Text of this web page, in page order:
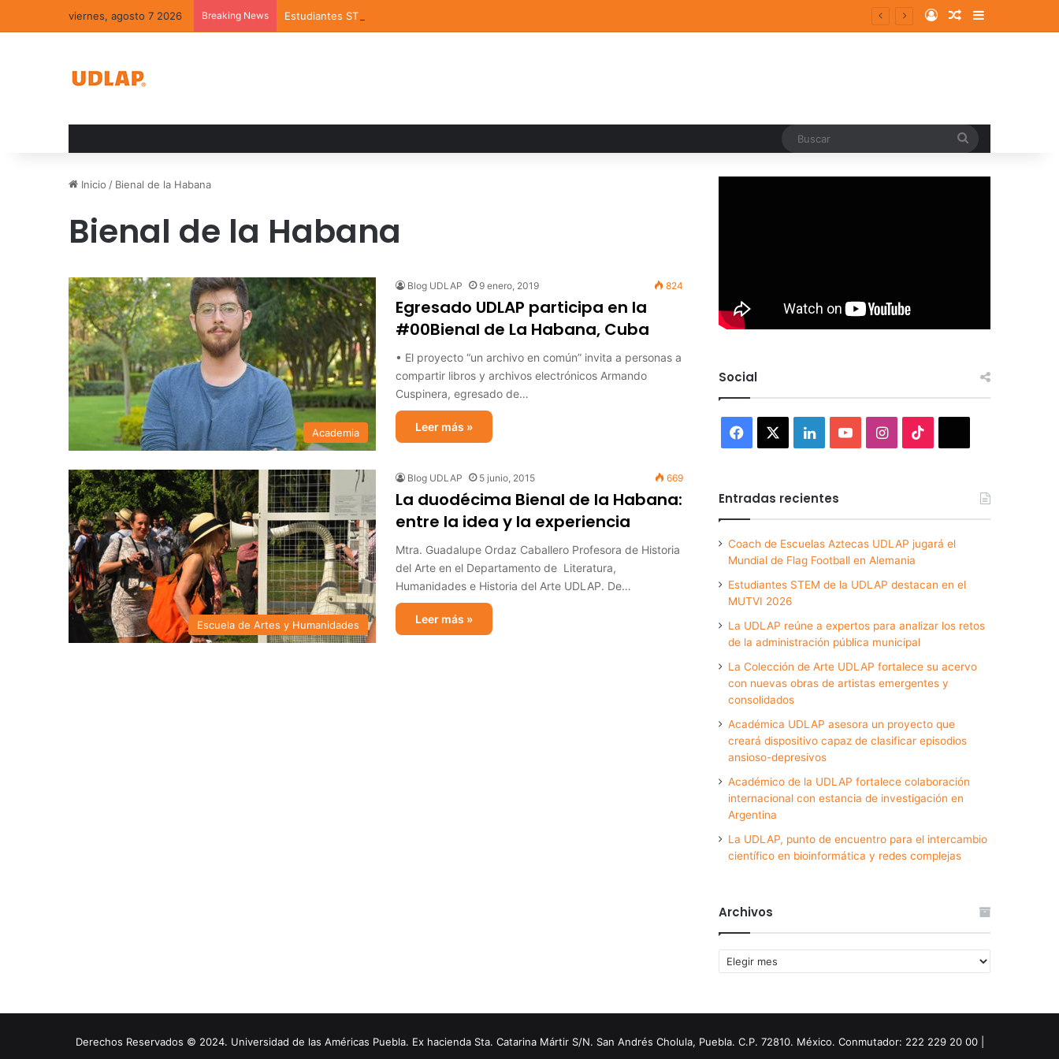
viernes, agosto 7 2026 Breaking News Estudiantes STEM de la UDLAP destacan en el MUTVI 2026 Log InRandom Article
Sidebar
Inicio / Bienal de la Habana
Bienal de la Habana
Academia
Blog UDLAP 9 enero, 2019 824
Egresado UDLAP participa en la
#00Bienal de La Habana, Cuba
• El proyecto “un archivo en común” invita a personas a
compartir libros y archivos electrónicos Armando
Cuspinera, egresado de…
Leer más »
Escuela de Artes y Humanidades
Blog UDLAP 5 junio, 2015 669
La duodécima Bienal de la Habana:
entre la idea y la experiencia
Mtra. Guadalupe Ordaz Caballero Profesora de Historia
del Arte en el Departamento de Literatura,
Humanidades e Historia del Arte UDLAP. De…
Leer más »
Social
Facebook LinkedInYouTubeInstagram
Entradas recientes
Coach de Escuelas Aztecas UDLAP jugará el
Mundial de Flag Football en Alemania
Estudiantes STEM de la UDLAP destacan en el
MUTVI 2026
La UDLAP reúne a expertos para analizar los retos
de la administración pública municipal
La Colección de Arte UDLAP fortalece su acervo
con nuevas obras de artistas emergentes y
consolidados
Académica UDLAP asesora un proyecto que
creará dispositivo capaz de clasificar episodios
ansioso-depresivos
Académico de la UDLAP fortalece colaboración
internacional con estancia de investigación en
Argentina
La UDLAP, punto de encuentro para el intercambio
científico en bioinformática y redes complejas
Archivos
Archivos
Derechos Reservados © 2024. Universidad de las Américas Puebla. Ex hacienda Sta. Catarina Mártir S/N. San Andrés Cholula, Puebla. C.P. 72810. México. Conmutador: 222 229 20 00 |